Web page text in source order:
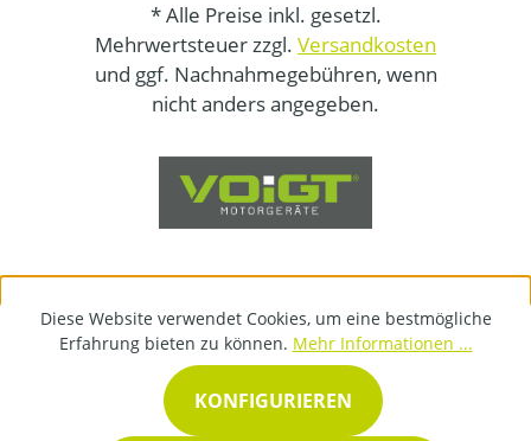
* Alle Preise inkl. gesetzl.
Mehrwertsteuer zzgl. Versandkosten
und ggf. Nachnahmegebühren, wenn
nicht anders angegeben.
Diese Website verwendet Cookies, um eine bestmögliche
Erfahrung bieten zu können. Mehr Informationen ...
KONFIGURIEREN